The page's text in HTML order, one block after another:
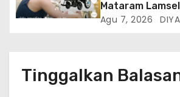
Mataram
Lumpuh Vina
Cakrawala Tv
Lamsel
Agu 7, 2026
Tinggalkan